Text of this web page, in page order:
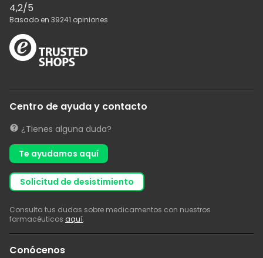
4,2/5
Basado en 39241 opiniones
Centro de ayuda y contacto
¿Tienes alguna duda?
Te ayudamos aquí
solicitud de desistimiento
Consulta tus dudas sobre medicamentos con nuestros
farmacéuticos aquí.
Conócenos